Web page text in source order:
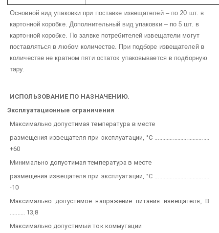
Основной вид упаковки при поставке извещателей – по 20 шт. в
картонной коробке. Дополнительный вид упаковки – по 5 шт. в
картонной коробке. По заявке потребителей извещатели могут
поставляться в любом количестве. При подборе извещателей в
количестве не кратном пяти остаток упаковывается в подборную
тару.
ИСПОЛЬЗОВАНИЕ ПО НАЗНАЧЕНИЮ.
Эксплуатационные ограничения
Максимально допустимая температура в месте
размещения извещателя при эксплуатации, °С ....................................
+60
Минимально допустимая температура в месте
размещения извещателя при эксплуатации, °С ....................................
-10
Максимально допустимое напряжение питания извещателя, В
.......... 13,8
Максимально допустимый ток коммутации